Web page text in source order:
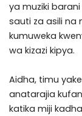
ya muziki
sauti za asili na
kumuweka
wa kizazi kipya.
Aidha, timu
anatarajia
katika miji